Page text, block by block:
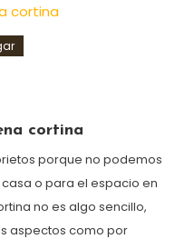
cortina
porque no podemos
o para el espacio en
no es algo sencillo,
aspectos como por